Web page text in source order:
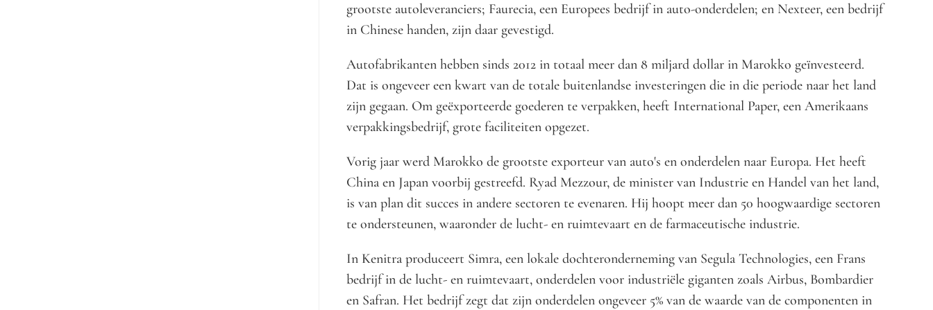
grootste autoleveranciers; Faurecia, een Europees bedrijf in auto-onderdelen; en Nexteer, een bedrijf
in Chinese handen, zijn daar gevestigd.
Autofabrikanten hebben sinds 2012 in totaal meer dan 8 miljard dollar in Marokko geïnvesteerd.
Dat is ongeveer een kwart van de totale buitenlandse investeringen die in die periode naar het land
zijn gegaan. Om geëxporteerde goederen te verpakken, heeft International Paper, een Amerikaans
verpakkingsbedrijf, grote faciliteiten opgezet.
Vorig jaar werd Marokko de grootste exporteur van auto's en onderdelen naar Europa. Het heeft
China en Japan voorbij gestreefd. Ryad Mezzour, de minister van Industrie en Handel van het land,
is van plan dit succes in andere sectoren te evenaren. Hij hoopt meer dan 50 hoogwaardige sectoren
te ondersteunen, waaronder de lucht- en ruimtevaart en de farmaceutische industrie.
In Kenitra produceert Simra, een lokale dochteronderneming van Segula Technologies, een Frans
bedrijf in de lucht- en ruimtevaart, onderdelen voor industriële giganten zoals Airbus, Bombardier
en Safran. Het bedrijf zegt dat zijn onderdelen ongeveer 5% van de waarde van de componenten in